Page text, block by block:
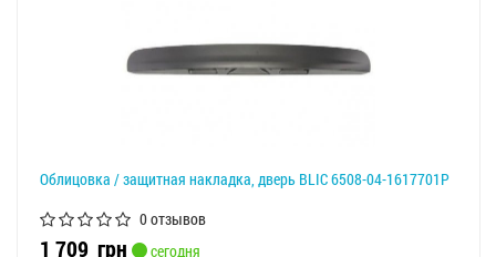
Облицовка / защитная накладка, дверь BLIC 6508-04-1617701P
0 отзывов
1 709 грн сегодня